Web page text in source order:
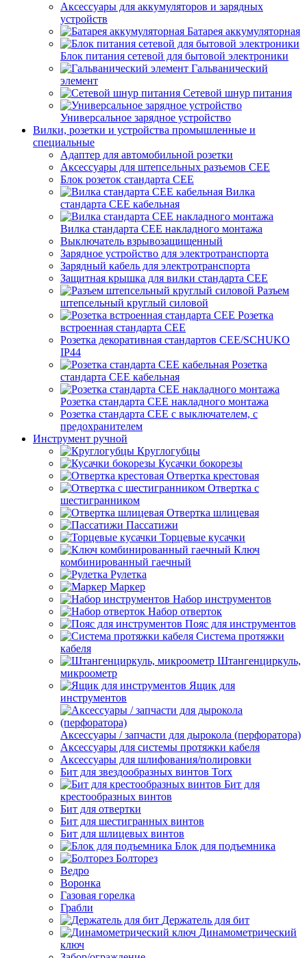
Аксессуары для аккумуляторов и зарядных
устройств
Батарея аккумуляторная
Блок питания сетевой для бытовой электроники
Гальванический
элемент
Сетевой шнур питания
Универсальное зарядное устройство
Вилки, розетки и устройства промышленные и
специальные
Адаптер для автомобильной розетки
Аксессуары для штепсельных разъемов CEE
Блок розеток стандарта CEE
Вилка
стандарта CEE кабельная
Вилка стандарта CEE накладного монтажа
Выключатель взрывозащищенный
Зарядное устройство для электротранспорта
Зарядный кабель для электротранспорта
Защитная крышка для вилки стандарта CEE
Разъем
штепсельный круглый силовой
Розетка
встроенная стандарта CEE
Розетка декоративная стандартов CEE/SCHUKO
IP44
Розетка
стандарта СЕЕ кабельная
Розетка стандарта СЕЕ накладного монтажа
Розетка стандарта СЕЕ с выключателем, с
предохранителем
Инструмент ручной
Круглогубцы
Кусачки бокорезы
Отвертка крестовая
Отвертка с
шестигранником
Отвертка шлицевая
Пассатижи
Торцевые кусачки
Ключ
комбинированный гаечный
Рулетка
Маркер
Набор инструментов
Набор отверток
Пояс для инструментов
Система протяжки
кабеля
Штангенциркуль,
микроометр
Ящик для
инструментов
Аксессуары / запчасти для дырокола (перфоратора)
Аксессуары для системы протяжки кабеля
Аксессуары для шлифования/полировки
Бит для звездообразных винтов Torx
Бит для
крестообразных винтов
Бит для отвертки
Бит для шестигранных винтов
Бит для шлицевых винтов
Блок для подъемника
Болторез
Ведро
Воронка
Газовая горелка
Грабли
Держатель для бит
Динамометрический
ключ